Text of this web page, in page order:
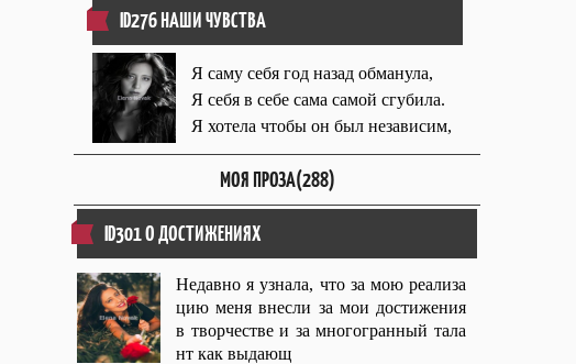
ID276 НАШИ ЧУВСТВА
Я саму себя год назад обманула,
Я себя в себе сама самой сгубила.
Я хотела чтобы он был независим,
МОЯ ПРОЗА(288)
ID301 О ДОСТИЖЕНИЯХ
Недавно я узнала, что за мою реализа
цию меня внесли за мои достижения
в творчестве и за многогранный тала
нт как выдающ